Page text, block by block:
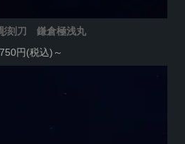
刻刀 鎌倉極浅丸
円(税込)～